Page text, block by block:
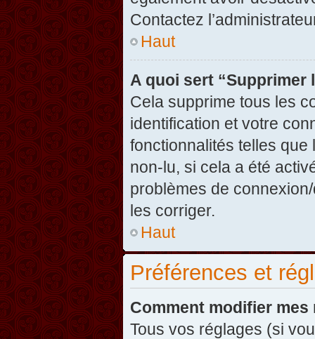
Contactez
Haut
A quoi sert “Supprimer
Cela supprime tous les
identification et votre
fonctionnalités telles que
non-lu, si cela a été
problèmes de
les corriger.
Haut
Préférences et
Comment modifier mes
Tous vos réglages (si